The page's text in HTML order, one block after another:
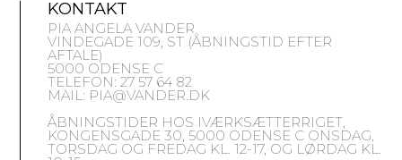
KONTAKT
PIA ANGELA VANDER
VINDEGADE 109, ST (ÅBNINGSTID EFTER
AFTALE)
5000 ODENSE C
TELEFON: 27 57 64 82
MAIL: PIA@VANDER.DK
ÅBNINGSTIDER HOS IVÆRKSÆTTERRIGET,
KONGENSGADE 30, 5000 ODENSE C ONSDAG,
TORSDAG OG FREDAG KL. 12-17, OG LØRDAG KL.